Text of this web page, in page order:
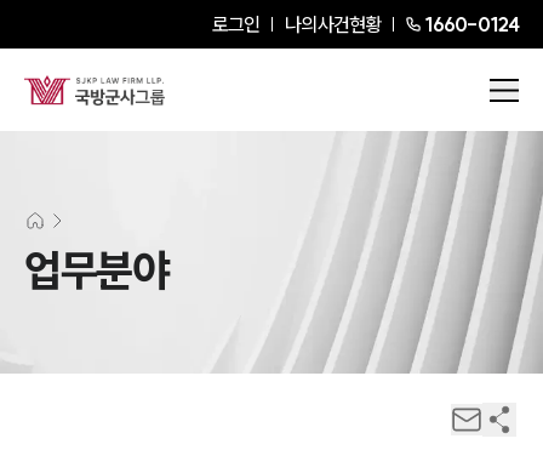
로그인 나의사건현황 1660-0124
업무분야